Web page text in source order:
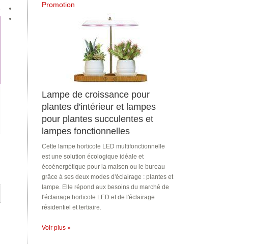
Promotion
Lampe de croissance pour
plantes d'intérieur et lampes
pour plantes succulentes et
lampes fonctionnelles
Cette lampe horticole LED multifonctionnelle
est une solution écologique idéale et
écoénergétique pour la maison ou le bureau
grâce à ses deux modes d'éclairage : plantes et
lampe. Elle répond aux besoins du marché de
l'éclairage horticole LED et de l'éclairage
résidentiel et tertiaire.
Voir plus »